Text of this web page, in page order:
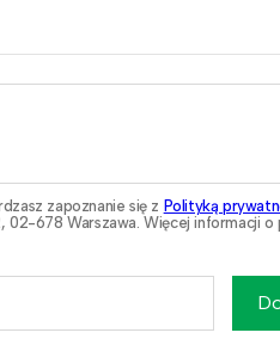
zapoznanie się z Polityką
678 Warszawa. Więcej informacji